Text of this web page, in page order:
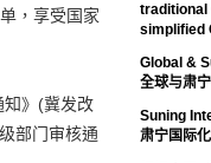
，享受国家
知》(冀发改
部门审核通
traditional
simplified
Global &
全球与肃宁
Suning
肃宁国际化